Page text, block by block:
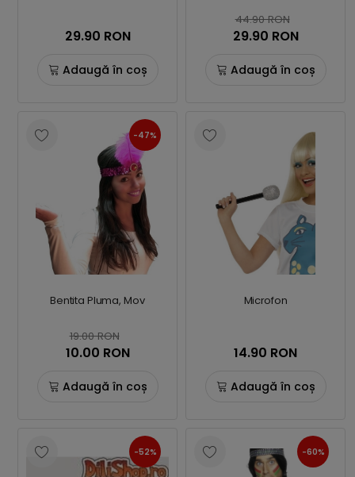
29.90 RON
Adaugă în coș
44.90 RON
29.90 RON
Adaugă în coș
-47%
Bentita Pluma, Mov
19.00 RON
10.00 RON
Adaugă în coș
Microfon
14.90 RON
Adaugă în coș
-52% -60%